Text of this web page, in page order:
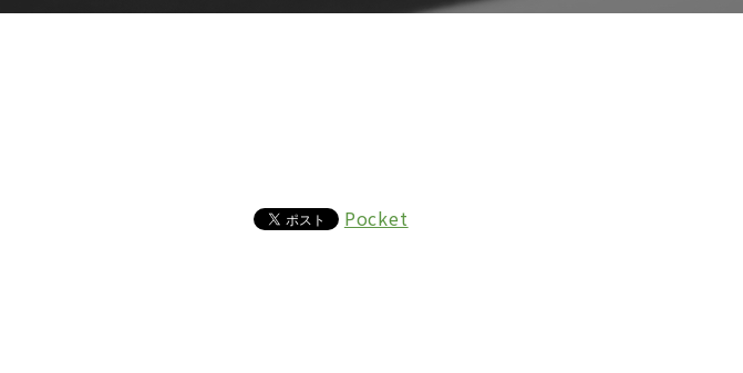
Pocket